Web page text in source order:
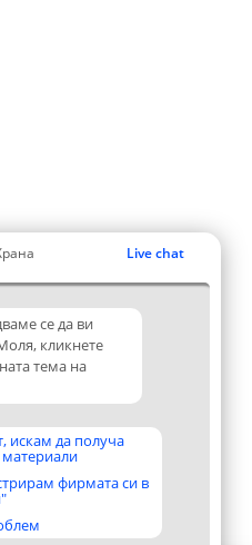
Live chat
се да ви
кликнете
тема на
искам да получа
фирмата си в